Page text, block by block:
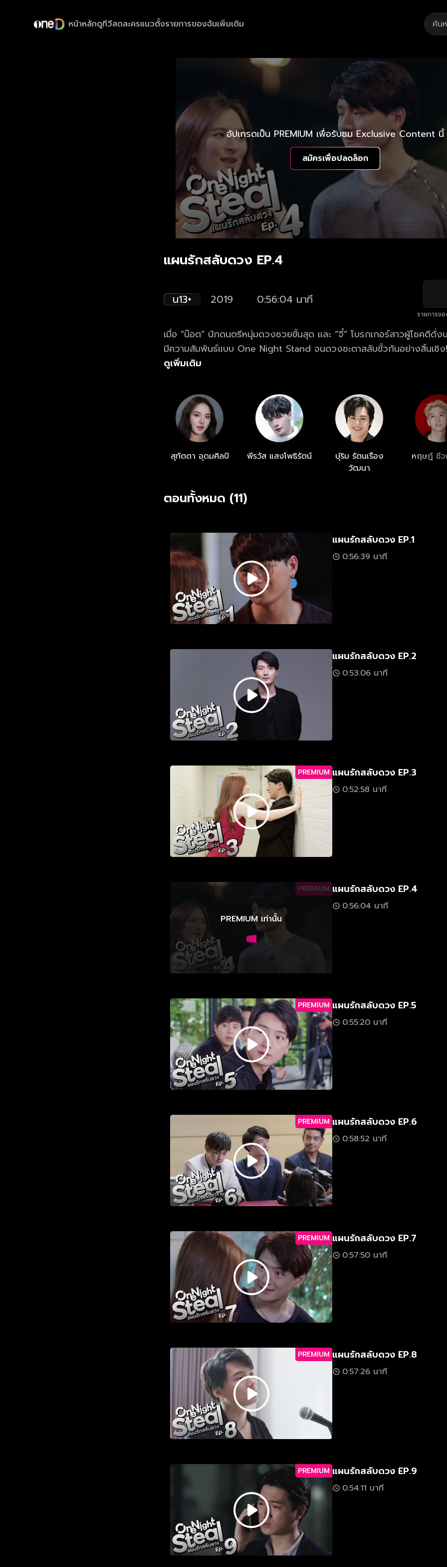
หน้าหลักดูทีวีสดละครแนวตั้งรายการของฉันเพิ่มเติม
อัปเกรดเป็น PREMIUM เพื่อรับชม Exclusive Content นี้
สมัครเพื่อปลดล็อก
แผนรักสลับดวง EP.4
น13+ 2019 0:56:04 นาที
รายการข
เมื่อ “น๊อต” นักดนตรีหนุ่มดวงซวยขั้นสุด และ “จี๋” โบรกเกอร์สาวผู้โชคดีดั่ง
มีความสัมพันธ์แบบ One Night Stand จนดวงชะตาสลับขั้วกันอย่างสิ้นเชิ
ของจี๋พังพินาศในพริบตา ส่วนน๊อตกลับกลายเป็นคนดวงดีจนวงดนตรีดังชั่ว
ประชิดตัวสุดป่วนจึงเริ่มต้นขึ้น!
ดูเพิ่มเติม
สุทัตตา อุดมศิลป์ พีรวัส แสงโพธิรัตน์
ปุริม รัตนเรือง
วัฒนา
หฤษฎ์ ชี
ตอนทั้งหมด (11)
แผนรักสลับดวง EP.1
0:56:39 นาที
แผนรักสลับดวง EP.2
0:53:06 นาที
PREMIUM แผนรักสลับดวง EP.3
0:52:58 นาที
PREMIUM
PREMIUM เท่านั้น
แผนรักสลับดวง EP.4
0:56:04 นาที
PREMIUM แผนรักสลับดวง EP.5
0:55:20 นาที
PREMIUM แผนรักสลับดวง EP.6
0:58:52 นาที
PREMIUM แผนรักสลับดวง EP.7
0:57:50 นาที
PREMIUM แผนรักสลับดวง EP.8
0:57:26 นาที
PREMIUM แผนรักสลับดวง EP.9
0:54:11 นาที